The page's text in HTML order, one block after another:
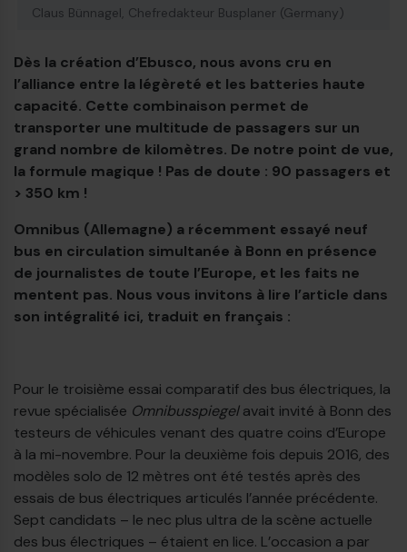
Claus Bünnagel, Chefredakteur Busplaner (Germany)
Dès la création d’Ebusco, nous avons cru en
l’alliance entre la légèreté et les batteries haute
capacité. Cette combinaison permet de
transporter une multitude de passagers sur un
grand nombre de kilomètres. De notre point de vue,
la formule magique ! Pas de doute : 90 passagers et
> 350 km !
Omnibus (Allemagne) a récemment essayé neuf
bus en circulation simultanée à Bonn en présence
de journalistes de toute l’Europe, et les faits ne
mentent pas. Nous vous invitons à lire l’article dans
son intégralité ici, traduit en français :
Pour le troisième essai comparatif des bus électriques, la
revue spécialisée Omnibusspiegelavait invité à Bonn des
testeurs de véhicules venant des quatre coins d’Europe
à la mi-novembre. Pour la deuxième fois depuis 2016, des
modèles solo de 12 mètres ont été testés après des
essais de bus électriques articulés l’année précédente.
Sept candidats – le nec plus ultra de la scène actuelle
des bus électriques – étaient en lice. L’occasion a par